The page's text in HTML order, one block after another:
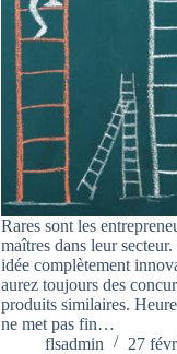
Rares sont les
maîtres dans leur
idée complètement
aurez toujours des
produits similaires.
ne met pas fin…
flsadmin
27